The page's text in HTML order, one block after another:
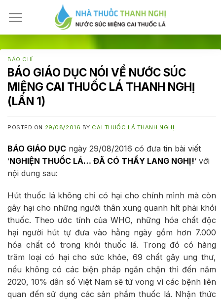
BÁO CHÍ
BÁO GIÁO DỤC NÓI VỀ NƯỚC SÚC
MIỆNG CAI THUỐC LÁ THANH NGHỊ
(LẦN 1)
POSTED ON 29/08/2016 BY CAI THUỐC LÁ THANH NGHỊ
BÁO GIÁO DỤC ngày 29/08/2016 có đưa tin bài viết
‘NGHIỆN THUỐC LÁ… ĐÃ CÓ THẦY LANG NGHỊ!‘ với
nội dung sau:
Hút thuốc lá không chỉ có hại cho chính mình mà còn
gây hại cho những người thân xung quanh hít phải khói
thuốc. Theo ước tính của WHO, những hóa chất độc
hại người hút tự đưa vào hằng ngày gồm hơn 7.000
hóa chất có trong khói thuốc lá. Trong đó có hàng
trăm loại có hại cho sức khỏe, 69 chất gây ung thư,
nếu không có các biện pháp ngăn chặn thì đến năm
2020, 10% dân số Việt Nam sẽ tử vong vì các bệnh liên
quan đến sử dụng các sản phẩm thuốc lá. Nhận thức